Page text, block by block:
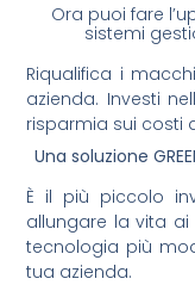
Ora puoi fare
sistemi
Riqualifica i
azienda. Investi
risparmia sui costi
Una soluzione
È il più piccolo
allungare la vita
tecnologia più
tua azienda.